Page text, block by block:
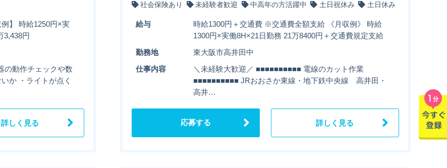
】 時給1250円×実
3,438円
の動作チェックや数
か ・ライトが点く
詳しく見る
社会保険あり
未経験者歓迎 中高年の方活躍中 土日祝休み 土日休み
給与
時給1300円＋交通費 ※交通費全額支給 《月収例》 時給
1300円×実働8H×21日勤務 21万8400円＋交通費規定支給
勤務地 東大阪市高井田中
仕事内容
＼未経験大歓迎／ ■■■■■■■■■■ 電線のカット作業
■■■■■■■■■■ JRおおさか東線・地下鉄中央線 高井田・
高井…
応募する 詳しく見る